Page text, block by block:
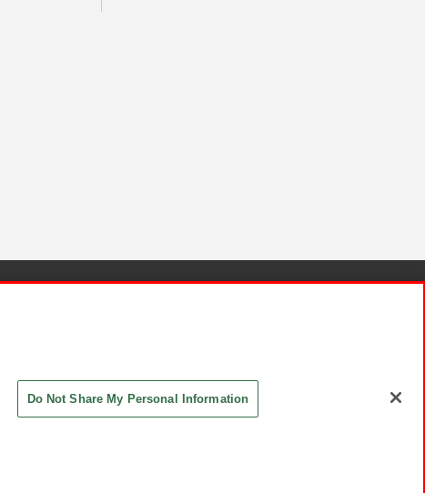
Do Not Share My Personal Information